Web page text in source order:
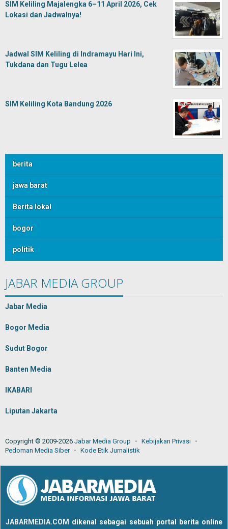
SIM Keliling Majalengka 6–11 April 2026, Cek
Lokasi dan Jadwalnya!
Jadwal SIM Keliling di Indramayu Hari Ini,
Tukdana dan Tugu Lelea
SIM Keliling Kota Bandung 2026
berita
jawa barat
Berita lokal
bogor
politik
JABAR MEDIA GROUP
Jabar Media
Bogor Media
Sudut Bogor
Banten Media
IKABARI
Liputan Jakarta
Copyright © 2009-2026 Jabar Media Group
Kebijakan Privasi
Pedoman Media Siber
Kode Etik Jurnalistik
JABARMEDIA.COM dikenal sebagai sebuah portal berita online